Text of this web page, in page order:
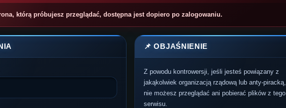
którą próbujesz przeglądać, dostępna jest dopiero po zalogowaniu.
📌 OBJAŚNIENIE
Z powodu kontrowersji, jeśli jesteś powiązany z
jakąkolwiek organizacją rządową lub anty-piracką,
nie możesz przeglądać ani pobierać plików z tego
serwisu.